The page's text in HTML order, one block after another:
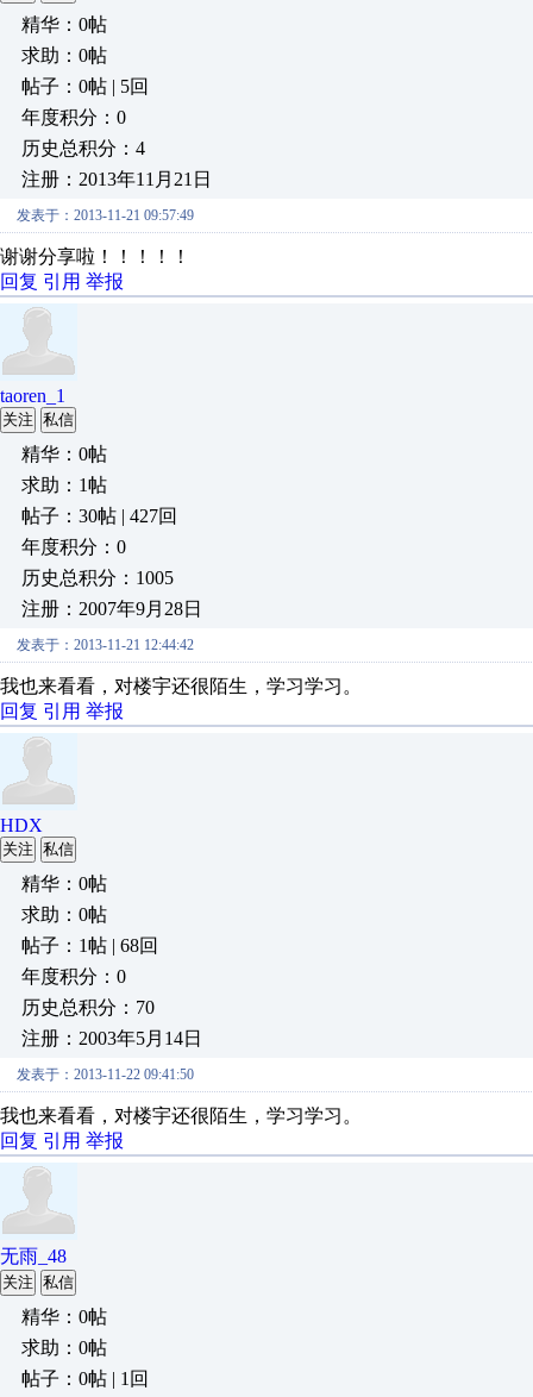
精华：0帖
求助：0帖
帖子：0帖 | 5回
年度积分：0
历史总积分：4
注册：2013年11月21日
发表于：2013-11-21 09:57:49
谢谢分享啦！！！！！
回复 引用 举报
taoren_1
关注 私信
精华：0帖
求助：1帖
帖子：30帖 | 427回
年度积分：0
历史总积分：1005
注册：2007年9月28日
发表于：2013-11-21 12:44:42
我也来看看，对楼宇还很陌生，学习学习。
回复 引用 举报
HDX
关注 私信
精华：0帖
求助：0帖
帖子：1帖 | 68回
年度积分：0
历史总积分：70
注册：2003年5月14日
发表于：2013-11-22 09:41:50
我也来看看，对楼宇还很陌生，学习学习。
回复 引用 举报
无雨_48
关注 私信
精华：0帖
求助：0帖
帖子：0帖 | 1回